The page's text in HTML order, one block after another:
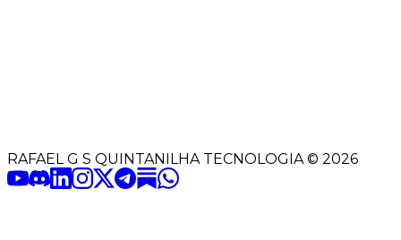
RAFAEL G S QUINTANILHA TECNOLOGIA© 2026